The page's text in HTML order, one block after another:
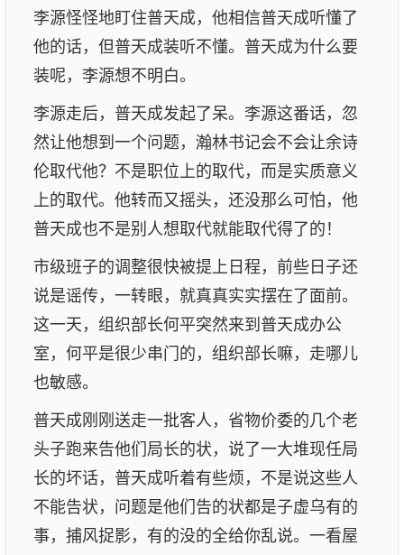
李源怪怪地盯住普天成，他相信普天成听懂了
他的话，但普天成装听不懂。普天成为什么要
装呢，李源想不明白。
李源走后，普天成发起了呆。李源这番话，忽
然让他想到一个问题，瀚林书记会不会让余诗
伦取代他？不是职位上的取代，而是实质意义
上的取代。他转而又摇头，还没那么可怕，他
普天成也不是别人想取代就能取代得了的！
市级班子的调整很快被提上日程，前些日子还
说是谣传，一转眼，就真真实实摆在了面前。
这一天，组织部长何平突然来到普天成办公
室，何平是很少串门的，组织部长嘛，走哪儿
也敏感。
普天成刚刚送走一批客人，省物价委的几个老
头子跑来告他们局长的状，说了一大堆现任局
长的坏话，普天成听着有些烦，不是说这些人
不能告状，问题是他们告的状都是子虚乌有的
事，捕风捉影，有的没的全给你乱说。一看屋